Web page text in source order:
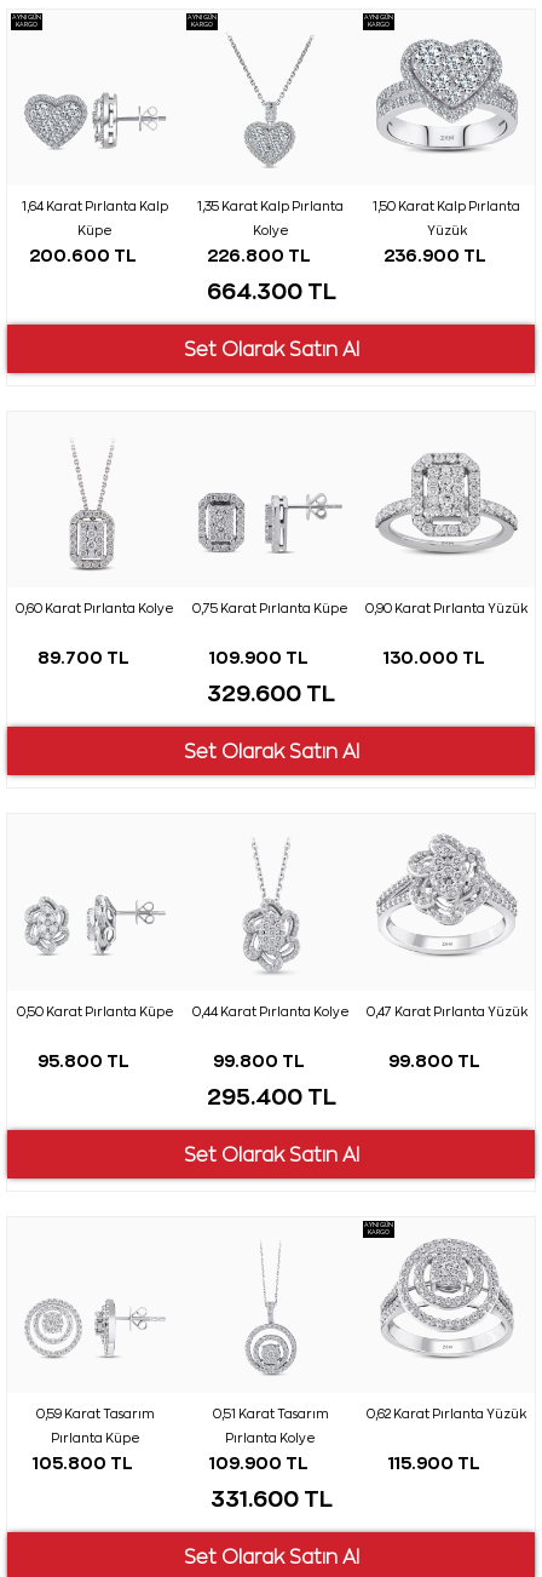
AYNI GÜN
KARGO
1,64 Karat Pırlanta Kalp
Küpe
200.600 TL
AYNI GÜN
KARGO
1,35 Karat Kalp Pırlanta
Kolye
226.800 TL
AYNI GÜN
KARGO
1,50 Karat Kalp Pırlanta
Yüzük
236.900 TL
664.300 TL
0,60 Karat Pırlanta Kolye
89.700 TL
0,75 Karat Pırlanta Küpe
109.900 TL
0,90 Karat Pırlanta Yüzük
130.000 TL
329.600 TL
0,50 Karat Pırlanta Küpe
95.800 TL
0,44 Karat Pırlanta Kolye
99.800 TL
0,47 Karat Pırlanta Yüzük
99.800 TL
295.400 TL
0,59 Karat Tasarım
Pırlanta Küpe
105.800 TL
0,51 Karat Tasarım
Pırlanta Kolye
109.900 TL
AYNI GÜN
KARGO
0,62 Karat Pırlanta Yüzük
115.900 TL
331.600 TL